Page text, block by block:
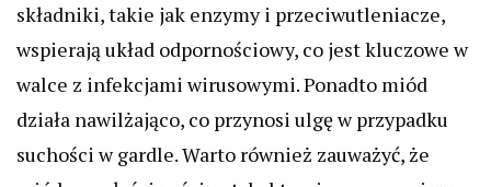
składniki, takie jak enzymy i przeciwutleniacze,
wspierają układ odpornościowy, co jest kluczowe w
walce z infekcjami wirusowymi. Ponadto miód
działa nawilżająco, co przynosi ulgę w przypadku
suchości w gardle. Warto również zauważyć, że